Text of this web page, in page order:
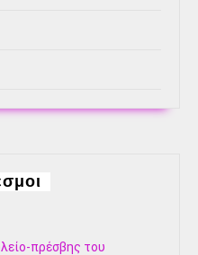
πρέσβης του